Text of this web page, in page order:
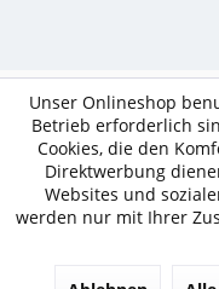
Shops
durch
nitio
mediasign,
Ihre
Unser Onlineshop
Betrieb erforderlich
Cookies, die den
Direktwerbung
Websites und
werden nur mit Ihrer